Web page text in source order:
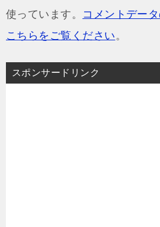
使っています。 コメントデー
こちらをご覧ください 。
スポンサードリンク